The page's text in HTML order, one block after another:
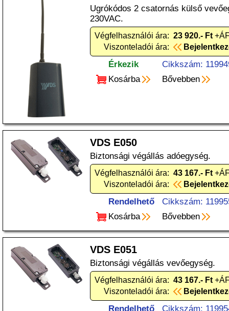
Ugrókódos 2 csatornás külső
230VAC.
Végfelhasználói ára: 23 920.- Ft
Viszonteladói ára:
Érkezik
Cikkszám:
Kosárba
Bővebben
VDS E050
Biztonsági végállás adóegység.
Végfelhasználói ára: 43 167.- Ft
Viszonteladói ára:
Rendelhető
Cikkszám:
Kosárba
Bővebben
VDS E051
Biztonsági végállás vevőegység.
Végfelhasználói ára: 43 167.- Ft
Viszonteladói ára:
Rendelhető Cikkszám: